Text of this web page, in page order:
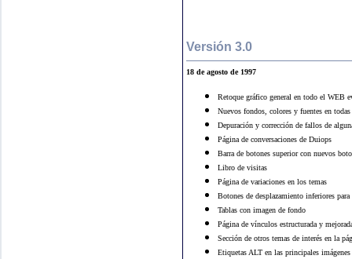
Versión 3.0
18 de agosto de 1997
Retoque gráfico general en todo el WEB
Nuevos fondos, colores y fuentes en todas
Depuración y corrección de fallos de
Página de conversaciones de Duiops
Barra de botones superior con nuevos
Libro de visitas
Página de variaciones en los temas
Botones de desplazamiento inferiores
Tablas con imagen de fondo
Página de vínculos estructurada y
Sección de otros temas de interés en la
Etiquetas ALT en las principales imágenes